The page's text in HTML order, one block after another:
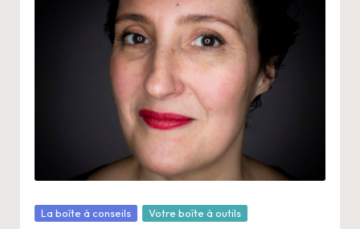
Posté
La boîte à conseils Votre boîte à outils